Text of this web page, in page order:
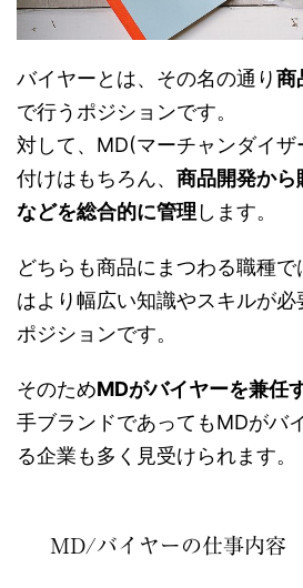
バイヤーとは、その名の通り商
で行うポジションです。
対して、MD(マーチャンダイ
付けはもちろん、 商品開発から
などを総合的に管理 します。
どちらも商品にまつわる職種
はより幅広い知識やスキルが
ポジションです。
そのためMDがバイヤーを兼任
手ブランドであってもMDがバ
る企業も多く見受けられます。
MD/バイヤーの仕事内容